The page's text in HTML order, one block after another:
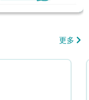
更多